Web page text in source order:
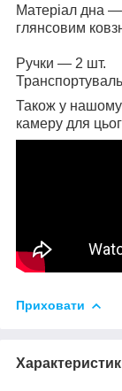
Матеріал дна
глянсовим
Ручки — 2 шт.
Також у нашому
камеру для
Приховати